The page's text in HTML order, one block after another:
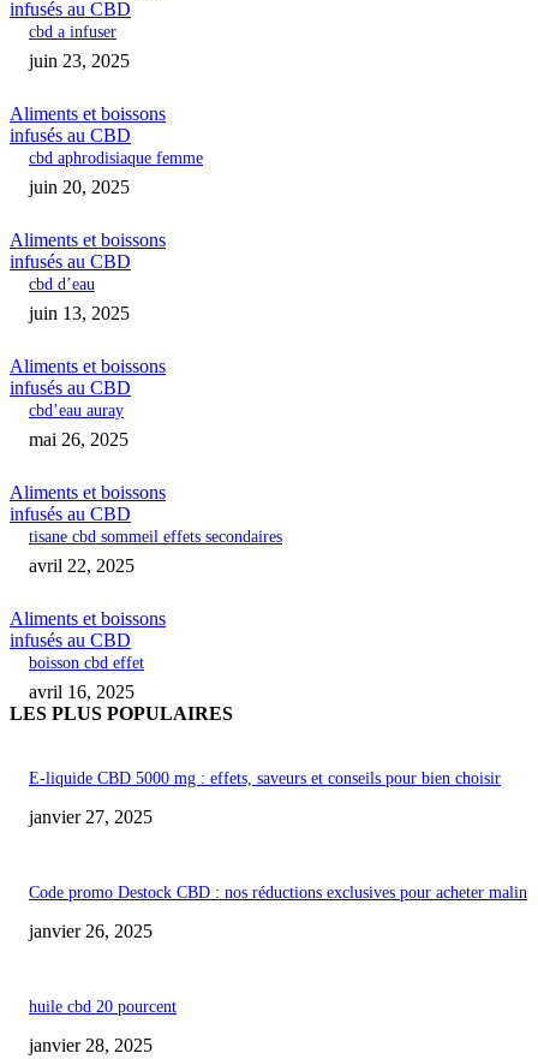
infusés au CBD
cbd a infuser
juin 23, 2025
Aliments et boissons
infusés au CBD
cbd aphrodisiaque femme
juin 20, 2025
Aliments et boissons
infusés au CBD
cbd d’eau
juin 13, 2025
Aliments et boissons
infusés au CBD
cbd’eau auray
mai 26, 2025
Aliments et boissons
infusés au CBD
tisane cbd sommeil effets secondaires
avril 22, 2025
Aliments et boissons
infusés au CBD
boisson cbd effet
avril 16, 2025
LES PLUS POPULAIRES
E-liquide CBD 5000 mg : effets, saveurs et conseils pour bien choisir
janvier 27, 2025
Code promo Destock CBD : nos réductions exclusives pour acheter malin
janvier 26, 2025
huile cbd 20 pourcent
janvier 28, 2025